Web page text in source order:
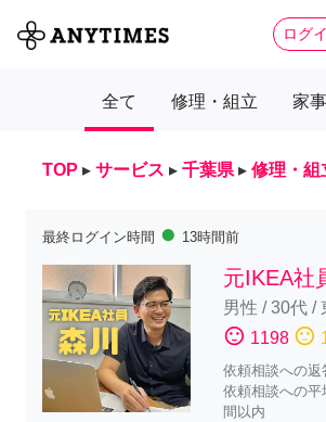
ログ
全て 修理・組立 家事
TOP ▸ サービス ▸ 千葉県 ▸ 修理・組
最終ログイン時間 fiber_manual_record 13時間前
元IKEA社
男性 /30代/
sentiment_satisfied 1198 sentiment_neutral
依頼相談への返
依頼相談への
間以内